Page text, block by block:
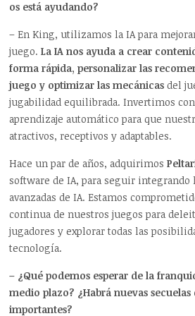
os está ayudando?
– En King, utilizamos la IA para
juego.La IA nos ayuda a crear
forma rápida, personalizar las
juego y optimizar las mecánicas del
jugabilidad equilibrada. Invertimos
aprendizaje automático para que
atractivos, receptivos y adaptables.
Hace un par de años, adquirimos
software de IA, para seguir integrando
avanzadas de IA. Estamos
continua de nuestros juegos para
jugadores y explorar todas las
tecnología.
– ¿Qué podemos esperar de la
medio plazo? ¿Habrá nuevas secuelas
importantes?